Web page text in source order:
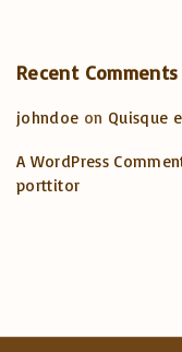
Recent Comments
johndoe on Quisque
A WordPress
porttitor